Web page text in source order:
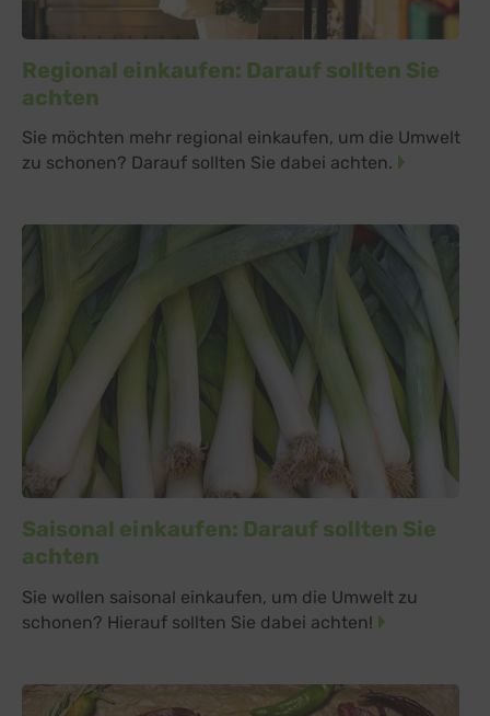
Regional einkaufen: Darauf sollten Sie
achten
Sie möchten mehr regional einkaufen, um die Umwelt
zu schonen? Darauf sollten Sie dabei achten.
Saisonal einkaufen: Darauf sollten Sie
achten
Sie wollen saisonal einkaufen, um die Umwelt zu
schonen? Hierauf sollten Sie dabei achten!